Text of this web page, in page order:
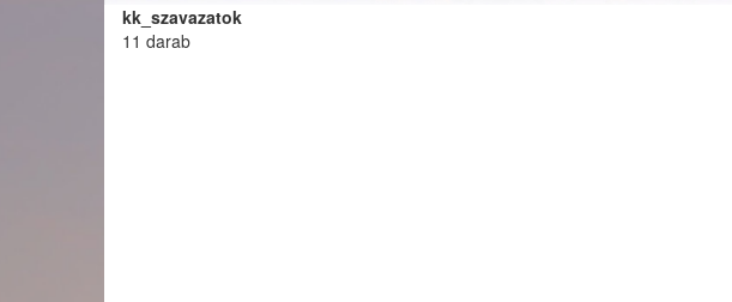
kk_szavazatok
11 darab